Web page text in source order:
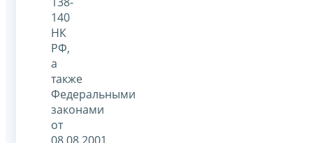
140
НК
РФ,
а
также
Федеральными
законами
от